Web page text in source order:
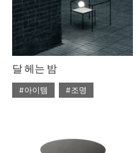
달 헤는 밤
#아이템
#조명
#조명 디자인
#테이블